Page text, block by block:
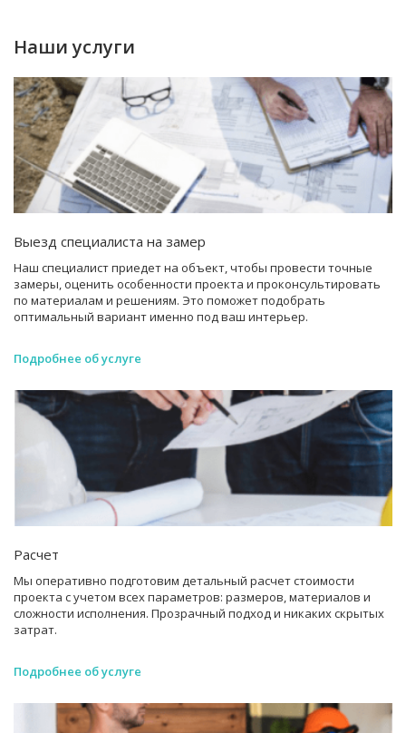
Наши услуги
Выезд специалиста на замер
Наш специалист приедет на объект, чтобы провести точные
замеры, оценить особенности проекта и проконсультировать
по материалам и решениям. Это поможет подобрать
оптимальный вариант именно под ваш интерьер.
Подробнее об услуге
Расчет
Мы оперативно подготовим детальный расчет стоимости
проекта с учетом всех параметров: размеров, материалов и
сложности исполнения. Прозрачный подход и никаких скрытых
затрат.
Подробнее об услуге